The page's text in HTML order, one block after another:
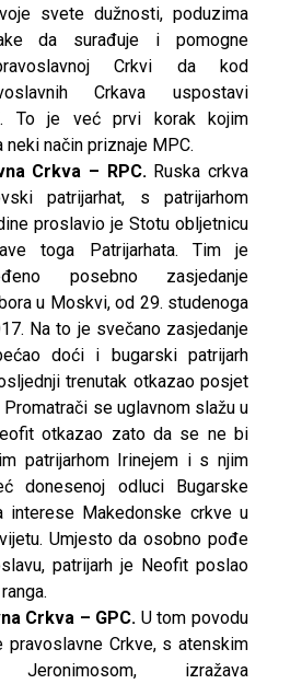
svete dužnosti, poduzima
da surađuje i pomogne
Crkvi da kod
Crkava uspostavi
To je već prvi korak kojim
neki način priznaje MPC.
Crkva – RPC.Ruska crkva
patrijarhat, s patrijarhom
proslavio je Stotu obljetnicu
toga Patrijarhata. Tim je
posebno zasjedanje
u Moskvi, od 29. studenoga
Na to je svečano zasjedanje
doći i bugarski patrijarh
trenutak otkazao posjet
se uglavnom slažu u
otkazao zato da se ne bi
patrijarhom Irinejem i s njim
donesenoj odluci Bugarske
interese Makedonske crkve u
Umjesto da osobno pođe
patrijarh je Neofit poslao
Crkva – GPC. U tom povodu
pravoslavne Crkve, s atenskim
Jeronimosom, izražava